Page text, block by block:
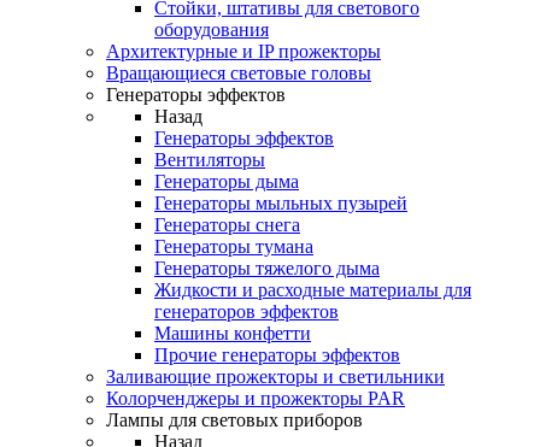
Стойки, штативы для светового
оборудования
Архитектурные и IP прожекторы
Вращающиеся световые головы
Генераторы эффектов
Назад
Генераторы эффектов
Вентиляторы
Генераторы дыма
Генераторы мыльных пузырей
Генераторы снега
Генераторы тумана
Генераторы тяжелого дыма
Жидкости и расходные материалы для
генераторов эффектов
Машины конфетти
Прочие генераторы эффектов
Заливающие прожекторы и светильники
Колорченджеры и прожекторы PAR
Лампы для световых приборов
Назад